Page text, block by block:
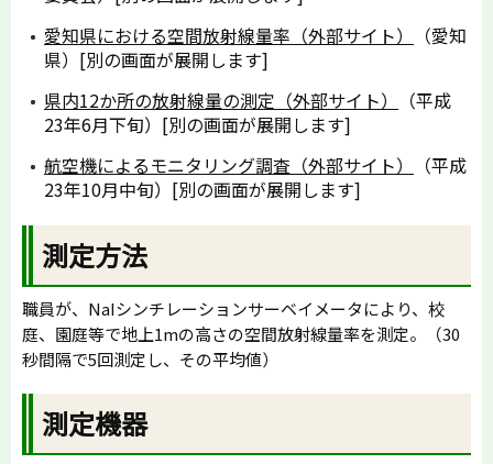
愛知県における空間放射線量率（外部サイト）
（愛知
県）[別の画面が展開します]
県内12か所の放射線量の測定（外部サイト）
（平成
23年6月下旬）[別の画面が展開します]
航空機によるモニタリング調査（外部サイト）
（平成
23年10月中旬）[別の画面が展開します]
測定方法
職員が、NaIシンチレーションサーベイメータにより、校
庭、園庭等で地上1mの高さの空間放射線量率を測定。（30
秒間隔で5回測定し、その平均値）
測定機器